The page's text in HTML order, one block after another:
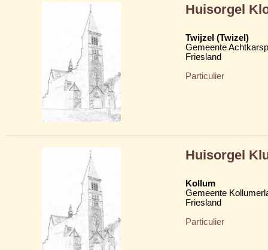
Huisorgel
Twijzel (Twizel)
Gemeente
Friesland
Particulier
Huisorgel
Kollum
Gemeente
Friesland
Particulier